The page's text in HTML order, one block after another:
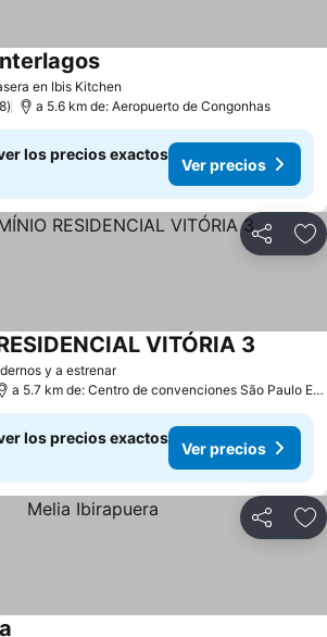
en Ibis Kitchen
a 5.6 km de: Aeropuerto de Congonhas
los precios exactos
Ver precios
Compartir
y a estrenar
VITÓRIA 3
a 5.7 km de: Centro de convenciones São Paulo Expo
los precios exactos
Ver precios
Compartir